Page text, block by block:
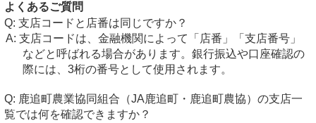
よくあるご質問
支店コードと店番は同じですか？
支店コードは、金融機関によって「店番」「支店番号」
などと呼ばれる場合があります。銀行振込や口座確認の
際には、3桁の番号として使用されます。
鹿追町農業協同組合（JA鹿追町・鹿追町農協）の支店一
覧では何を確認できますか？